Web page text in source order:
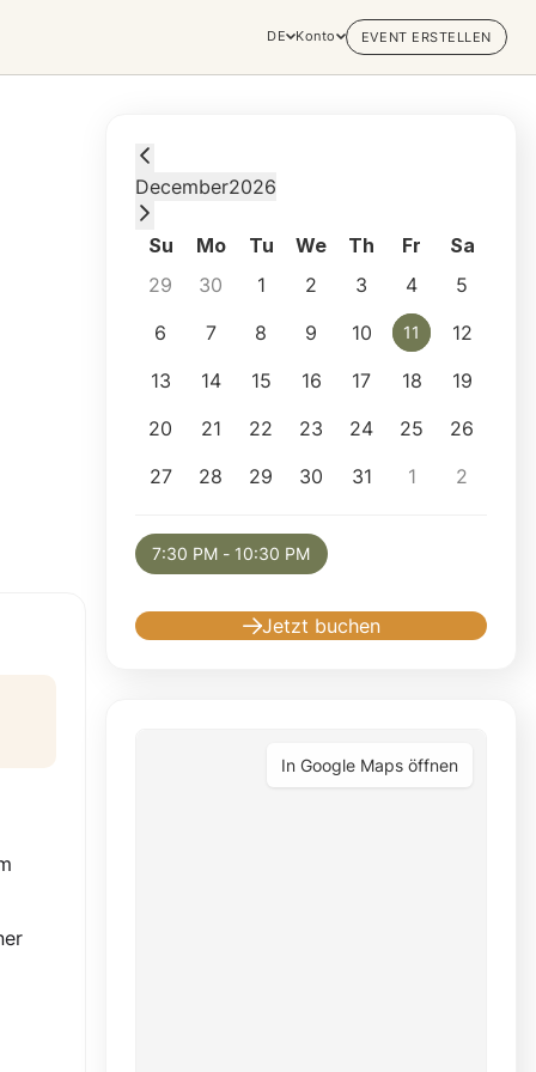
DE Konto EVENT ERSTELLEN
Friday, December 11, 2026 at 7:30 PM
December2026
Su Mo Tu We Th Fr
Sa
29
30 1 2 3 4
5
6
7 8 9 10 11
12
13
14 15 16 17 18
19
20
21 22 23 24 25
26
27
28 29 30 31 1
2
7:30 PM - 10:30 PM
Jetzt buchen
In Google Maps öffnen